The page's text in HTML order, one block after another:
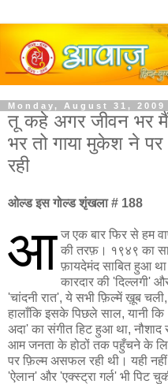
Monday, August 31, 2009
तू कहे अगर जीवन भर
भर तो गाया मुकेश ने
रही
ओल्ड इस गोल्ड शृंखला # 188
आ ज एक बार फिर से हम
की तरफ़। १९४९ का
फ़ायदेमंद साबित हुआ
कारदार की 'दिल्लगी'
'चांदनी रात', ये सभी फ़िल्में ख़ूब
हालाँकि इसके पिछले साल, यानी
अदा' का संगीत हिट हुआ था,
आम जनता के होठों तक पहुँचने के
पर फ़िल्म असफल रही थी। यही
'ऐलान' और 'एक्स्ट्रा गर्ल' भी पिट